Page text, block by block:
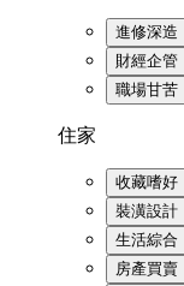
進修深造
財經企管
職場甘苦
住家
收藏嗜好
裝潢設計
生活綜合
房產買賣